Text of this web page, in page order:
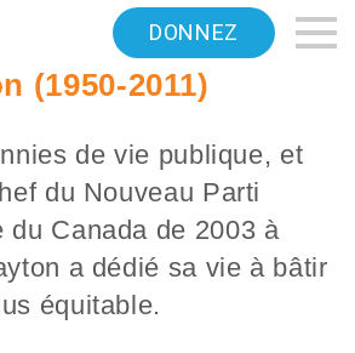
DONNEZ
(1950-2011)
de vie publique, et
du Nouveau Parti
du Canada de 2003 à
a dédié sa vie à bâtir
équitable.